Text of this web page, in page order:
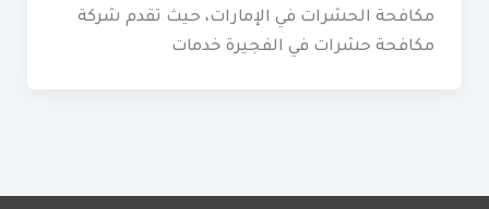
مكافحة الحشرات في الإمارات، حيث تقدم شركة
مكافحة حشرات في الفجيرة خدمات